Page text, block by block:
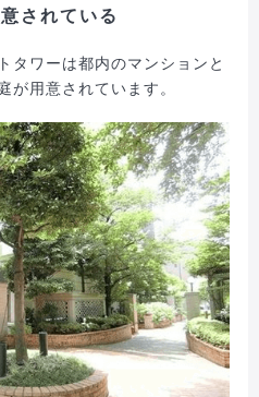
されている
タワーは都内のマンションと
が用意されています。